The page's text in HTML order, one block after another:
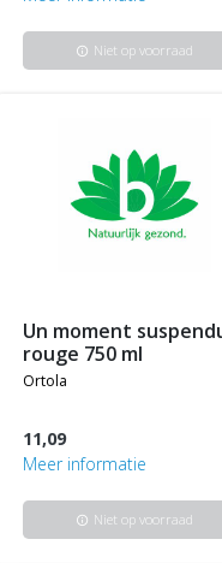
info Niet op voorraad
un moment suspendu
rouge 750 ml
ortola
11,09
Meer informatie
info Niet op voorraad